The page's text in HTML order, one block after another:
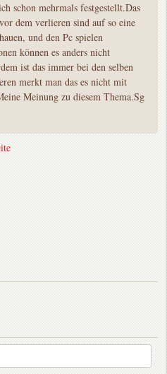
schon mehrmals festgestellt.Das
dem verlieren sind auf so eine
und den Pc spielen
können es anders nicht
ist das immer bei den selben
merkt man das es nicht mit
Meinung zu diesem Thema.Sg